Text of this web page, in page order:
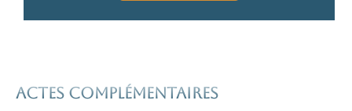
Actes complémentaires